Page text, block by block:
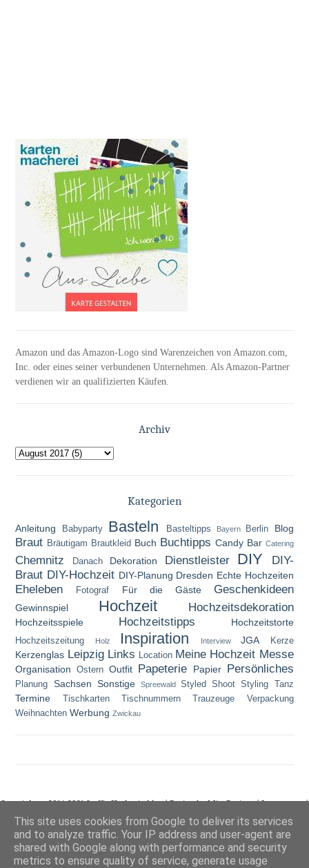
Amazon und das Amazon-Logo sind Warenzeichen von Amazon.com,
Inc. oder eines seiner verbundenen Unternehmen. Als Amazon-Partner
verdienen wir an qualifizierten Käufen.
Archiv
Kategorien
Anleitung Babyparty Basteln Basteltipps Bayern Berlin Blog
Braut Bräutigam Brautkleid Buch Buchtipps Candy Bar Catering
Chemnitz Danach Dekoration Dienstleister DIY
DIY-
Braut DIY-Hochzeit DIY-Planung Dresden Echte Hochzeiten
Eheleben Fotograf Für die Gäste Geschenkideen
Gewinnspiel Hochzeit Hochzeitsdekoration
Hochzeitsspiele Hochzeitstipps Hochzeitstorte
Hochzeitszeitung Holz Inspiration Interview JGA Kerze
Kerzenglas Leipzig Links Location Meine Hochzeit Messe
Organisation Ostern Outfit Papeterie Papier Persönliches
Planung Sachsen Sonstige Spreewald Styled Shoot Styling Tanz
Termine Tischkarten Tischnummern Trauzeuge
Verpackung
Weihnachten Werbung Zwickau
Copyright © 2014-2021 Steffis Hochzeitsblog | Design by MiraDesigns |Impressum|
Datenschutzerklärung
This site uses cookies from Google to deliver its services
and to analyze traffic. Your IP address and user-agent are
shared with Google along with performance and security
metrics to ensure quality of service, generate usage